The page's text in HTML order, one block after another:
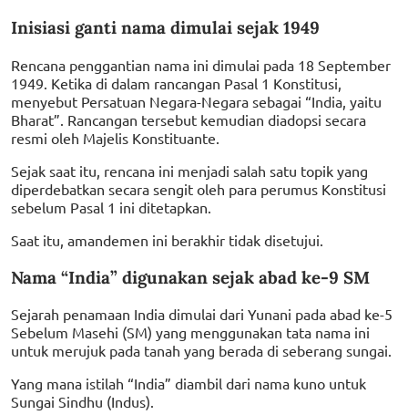
Inisiasi ganti nama dimulai sejak 1949
Rencana penggantian nama ini dimulai pada 18 September
1949. Ketika di dalam rancangan Pasal 1 Konstitusi,
menyebut Persatuan Negara-Negara sebagai “India, yaitu
Bharat”. Rancangan tersebut kemudian diadopsi secara
resmi oleh Majelis Konstituante.
Sejak saat itu, rencana ini menjadi salah satu topik yang
diperdebatkan secara sengit oleh para perumus Konstitusi
sebelum Pasal 1 ini ditetapkan.
Saat itu, amandemen ini berakhir tidak disetujui.
Nama “India” digunakan sejak abad ke-9 SM
Sejarah penamaan India dimulai dari Yunani pada abad ke-5
Sebelum Masehi (SM) yang menggunakan tata nama ini
untuk merujuk pada tanah yang berada di seberang sungai.
Yang mana istilah “India” diambil dari nama kuno untuk
Sungai Sindhu (Indus).